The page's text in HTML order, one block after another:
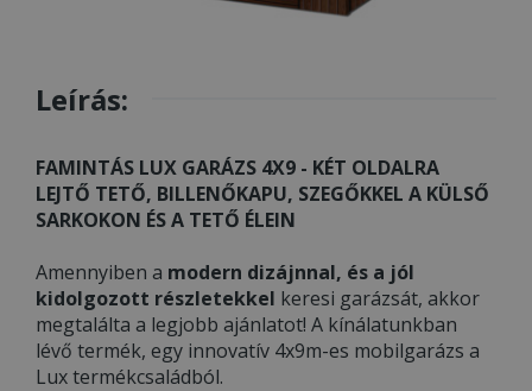
Leírás:
FAMINTÁS LUX GARÁZS 4X9 - KÉT OLDALRA
LEJTŐ TETŐ, BILLENŐKAPU, SZEGŐKKEL A KÜLSŐ
SARKOKON ÉS A TETŐ ÉLEIN
Amennyiben a modern dizájnnal, és a jól
kidolgozott részletekkel keresi garázsát, akkor
megtalálta a legjobb ajánlatot! A kínálatunkban
lévő termék, egy innovatív 4x9m-es mobilgarázs a
Lux termékcsaládból.